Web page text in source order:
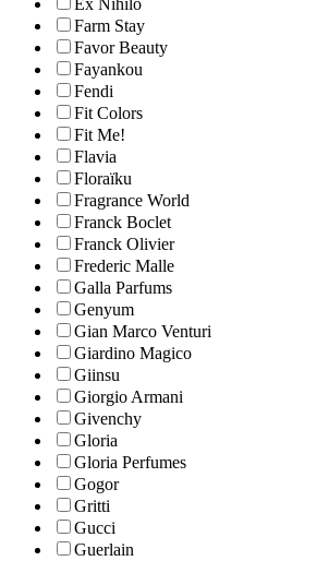
Ex Nihilo
Farm Stay
Favor Beauty
Fayankou
Fendi
Fit Colors
Fit Me!
Flavia
Floraïku
Fragrance World
Franck Boclet
Franck Olivier
Frederic Malle
Galla Parfums
Genyum
Gian Marco Venturi
Giardino Magico
Giinsu
Giorgio Armani
Givenchy
Gloria
Gloria Perfumes
Gogor
Gritti
Gucci
Guerlain